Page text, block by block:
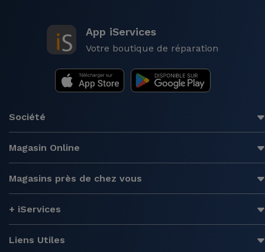
App iServices
Votre boutique de réparation
Société
Magasin Online
Magasins près de chez vous
+ iServices
Liens Utiles